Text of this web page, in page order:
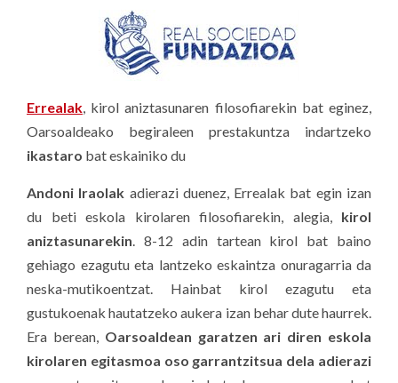
Errealak, kirol aniztasunaren filosofiarekin bat eginez,
Oarsoaldeako begiraleen prestakuntza indartzeko
ikastaro bat eskainiko du
Andoni Iraolak adierazi duenez, Errealak bat egin izan
du beti eskola kirolaren filosofiarekin, alegia, kirol
aniztasunarekin. 8-12 adin tartean kirol bat baino
gehiago ezagutu eta lantzeko eskaintza onuragarria da
neska-mutikoentzat. Hainbat kirol ezagutu eta
gustukoenak hautatzeko aukera izan behar dute haurrek.
Era berean, Oarsoaldean garatzen ari diren eskola
kirolaren egitasmoa oso garrantzitsua dela adierazi